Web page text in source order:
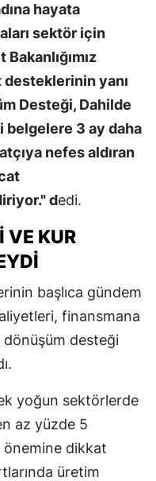
hayata
sektör için
desteklerinin yanı
Desteği, Dahilde
belgelere 3 ay daha
nefes aldıran
dedi.
VE KUR
başlıca gündem
finansmana
desteği
yoğun sektörlerde
az yüzde 5
önemine dikkat
üretim